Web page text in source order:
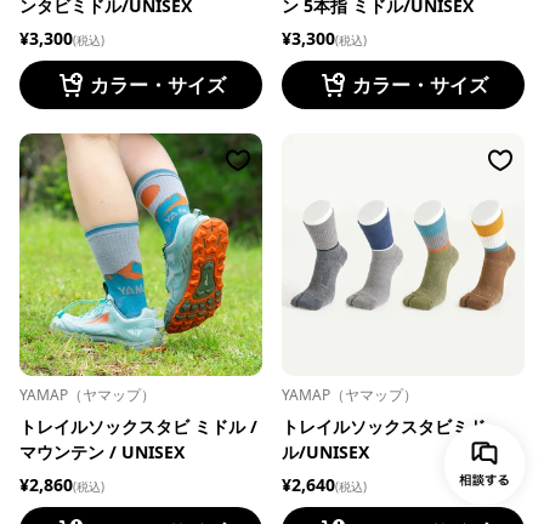
ンタビミドル/UNISEX
¥3,300(税込)
カラー・サイズ
ン 5本指 ミドル/UNISEX
¥3,300(税込)
カラー・サイズ
YAMAP（ヤマップ）
トレイルソックスタビ ミドル /
マウンテン / UNISEX
¥2,860(税込)
YAMAP（ヤマップ）
トレイルソックスタビミド
ル/UNISEX
¥2,640(税込)